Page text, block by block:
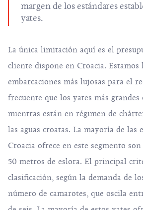
margen de los estándares
yates.
La única limitación aquí es el
cliente dispone en Croacia. Estamos
embarcaciones más lujosas para el
frecuente que los yates más
mientras están en régimen de
las aguas croatas. La mayoría de las
Croacia ofrece en este segmento
50 metros de eslora. El principal
clasificación, según la demanda de
número de camarotes, que oscila